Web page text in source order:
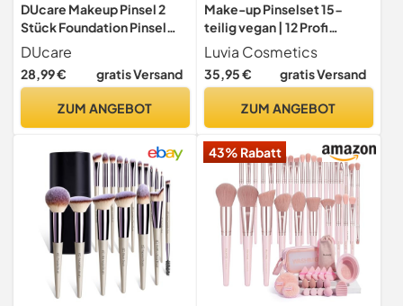
DUcare Makeup Pinsel 2
Stück Foundation Pinsel
und Kontur
DUcare
28,99 € gratis Versand
ZUM ANGEBOT
Make-up Pinselset 15-
teilig vegan | 12 Profi
Schminkpinsel | inkl.
Blender, Reinigungsmatte
& Pinselaufbewahrung aus
Vegan Black | Schwarz |
Luvia Cosmetics
35,95 € gratis Versand
ZUM ANGEBOT
43% Rabatt